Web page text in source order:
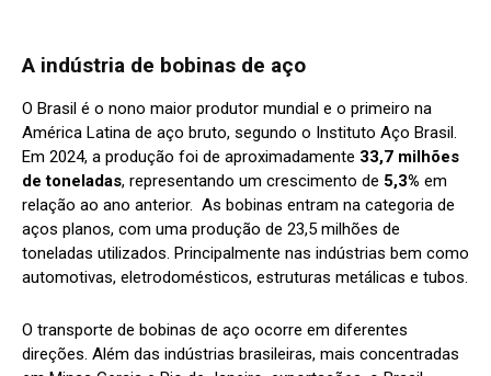
A indústria de bobinas de aço
O Brasil é o nono maior produtor mundial e o primeiro na
América Latina de aço bruto, segundo o Instituto Aço Brasil.
Em 2024, a produção foi de aproximadamente 33,7 milhões
de toneladas, representando um crescimento de 5,3% em
relação ao ano anterior. As bobinas entram na categoria de
aços planos, com uma produção de 23,5 milhões de
toneladas utilizados. Principalmente nas indústrias bem como
automotivas, eletrodomésticos, estruturas metálicas e tubos.
O transporte de bobinas de aço ocorre em diferentes
direções. Além das indústrias brasileiras, mais concentradas